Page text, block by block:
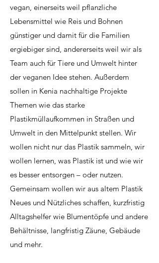
vegan, einerseits weil pflanzliche
Lebensmittel wie Reis und Bohnen
günstiger und damit für die Familien
ergiebiger sind, andererseits weil wir als
Team auch für Tiere und Umwelt hinter
der veganen Idee stehen. Außerdem
sollen in Kenia nachhaltige Projekte
Themen wie das starke
Plastikmüllaufkommen in Straßen und
Umwelt in den Mittelpunkt stellen. Wir
wollen nicht nur das Plastik sammeln, wir
wollen lernen, was Plastik ist und wie wir
es besser entsorgen – oder nutzen.
Gemeinsam wollen wir aus altem Plastik
Neues und Nützliches schaffen, kurzfristig
Alltagshelfer wie Blumentöpfe und andere
Behältnisse, langfristig Zäune, Gebäude
und mehr.